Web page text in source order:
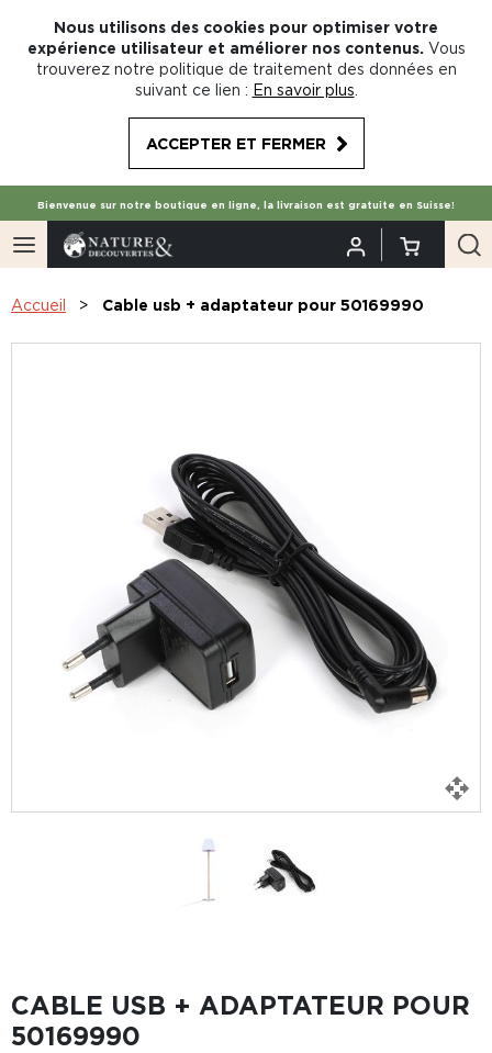
Nous utilisons des cookies pour optimiser votre
expérience utilisateur et améliorer nos contenus. Vous
trouverez notre politique de traitement des données en
suivant ce lien : En savoir plus
ACCEPTER ET FERMER
Bienvenue sur notre boutique en ligne, la livraison est gratuite en Suisse!
Accueil Cable usb + adaptateur pour 50169990
CABLE USB + ADAPTATEUR POUR
50169990